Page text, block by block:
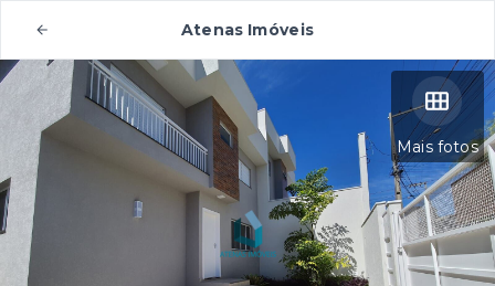
Atenas Imóveis
Mais fotos